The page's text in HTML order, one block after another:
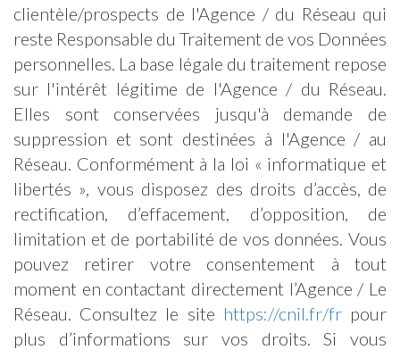
clientèle/prospects de l'Agence / du Réseau qui
reste Responsable du Traitement de vos Données
personnelles. La base légale du traitement repose
sur l'intérêt légitime de l'Agence / du Réseau.
Elles sont conservées jusqu'à demande de
suppression et sont destinées à l'Agence / au
Réseau. Conformément à la loi « informatique et
libertés », vous disposez des droits d’accès, de
rectification, d’effacement, d’opposition, de
limitation et de portabilité de vos données. Vous
pouvez retirer votre consentement à tout
moment en contactant directement l’Agence / Le
Réseau. Consultez le site https://cnil.fr/frpour
plus d’informations sur vos droits. Si vous